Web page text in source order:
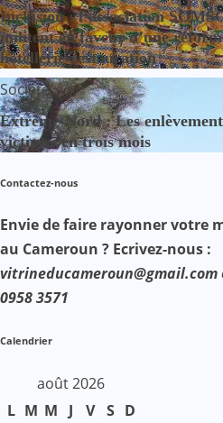
Inclusion : l’association
militent en faveur d’une
hôtellerie-restauration
Société
Extrême-Nord : Les
victimes en trois mois
Contactez-nous
Envie de faire rayonner votre
au Cameroun ? Ecrivez-nous :
vitrineducameroun@gmail.com
0958 3571
Calendrier
août 2026
L M M J V S D